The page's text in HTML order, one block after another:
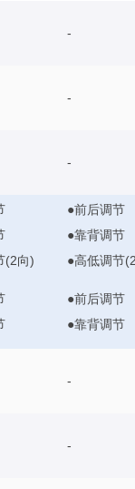
-
-
-
(2向)
●前后调节
●靠背调节
●高低调节
●前后调节
●靠背调节
-
-